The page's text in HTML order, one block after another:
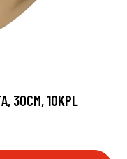
30CM, 10KPL